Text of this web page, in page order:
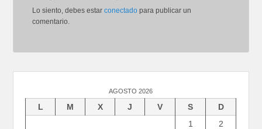
Lo siento, debes estarconectado para publicar un
comentario.
AGOSTO 2026
L M X J V S
D
1
2